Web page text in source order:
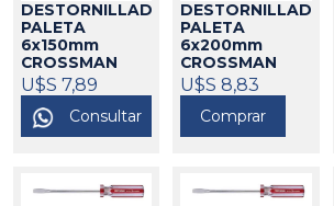
DESTORNILLADOR
PALETA
6x150mm
CROSSMAN
550012
U$S 7,89
Consultar
DESTORNILLADOR
PALETA
6x200mm
CROSSMAN
550013
U$S 8,83
Comprar